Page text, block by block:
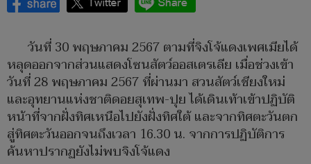
วันที่ 30 พฤษภาคม 2567 ตามที่จิงโจ้แดงเพศเมียได้
หลุดออกจากส่วนแสดงโซนสัตว์ออสเตรเลีย เมื่อช่วงเข้า
วันที่ 28 พฤษภาคม 2567 ที่ผ่านมา สวนสัตว์เชียงใหม่
และอุทยานแห่งชาติดอยสุเทพ-ปุย ได้เดินเท้าเข้าปฏิบัติ
หน้าที่จากฝั่งทิศเหนือไปยังฝั่งทิศใต้ และจากทิศตะวันตก
สู่ทิศตะวันออกจนถึงเวลา 16.30 น. จากการปฏิบัติการ
ค้นหาปรากฏยังไม่พบจิงโจ้แดง